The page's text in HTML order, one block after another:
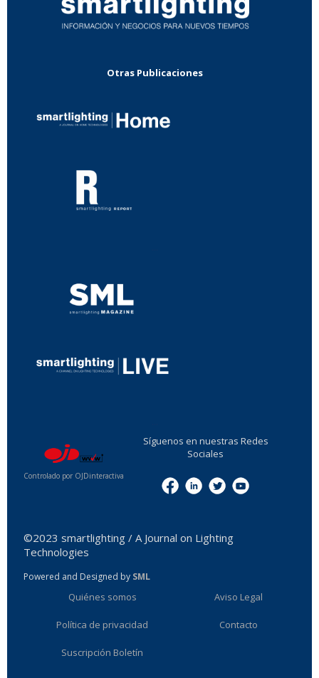
Otras Publicaciones
Controlado por OJDinteractiva
Síguenos en nuestras Redes
Sociales
©2023 smartlighting / A Journal on Lighting
Technologies
Powered and Designed by SML
Quiénes somos Aviso Legal
Política de privacidad Contacto
Suscripción Boletín